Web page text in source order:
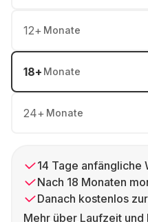
12+ Monate
18+ Monate
24+ Monate
14 Tage anfängliche
Nach 18 Monaten
Danach kostenlos
Mehr über Laufzeit